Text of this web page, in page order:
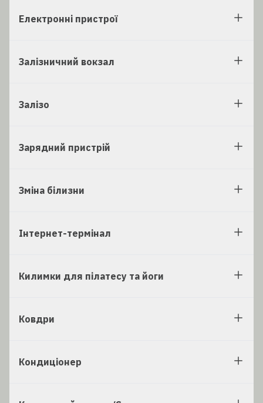
Електронні пристрої
Залізничний вокзал
Залізо
Зарядний пристрій
Зміна білизни
Інтернет-термінал
Килимки для пілатесу та йоги
Ковдри
Кондиціонер